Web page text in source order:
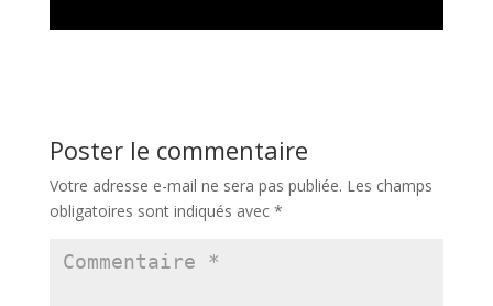
Poster le commentaire
Votre adresse e-mail ne sera pas publiée. Les champs
obligatoires sont indiqués avec *